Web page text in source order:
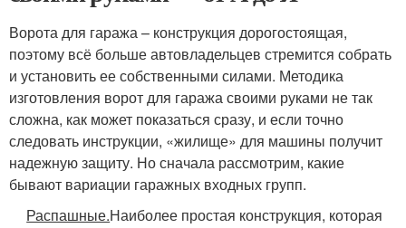
Ворота для гаража – конструкция дорогостоящая,
поэтому всё больше автовладельцев стремится собрать
и установить ее собственными силами. Методика
изготовления ворот для гаража своими руками не так
сложна, как может показаться сразу, и если точно
следовать инструкции, «жилище» для машины получит
надежную защиту. Но сначала рассмотрим, какие
бывают вариации гаражных входных групп.
Распашные.Наиболее простая конструкция, которая